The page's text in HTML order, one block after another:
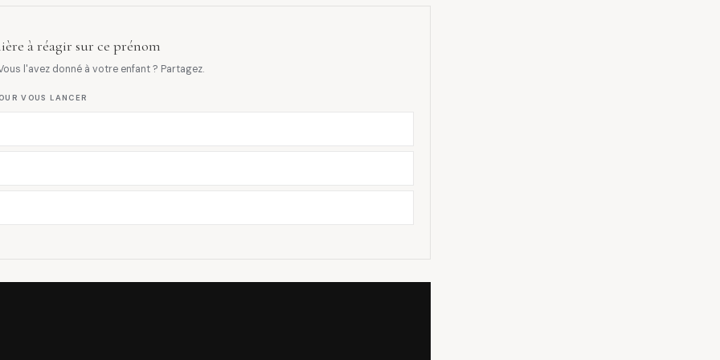
à réagir sur ce prénom
l'avez donné à votre enfant ? Partagez.
VOUS LANCER